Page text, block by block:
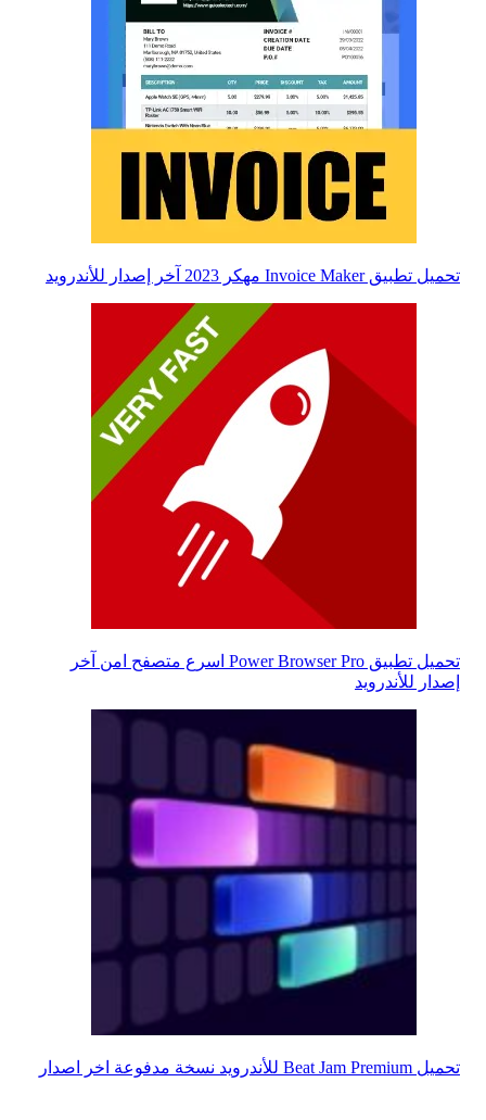
تحميل تطبيق Invoice Maker مهكر 2023 آخر إصدار للأندرويد
تحميل تطبيق Power Browser Pro اسرع متصفح امن آخر
إصدار للأندرويد
تحميل Beat Jam Premium للأندرويد نسخة مدفوعة اخر اصدار